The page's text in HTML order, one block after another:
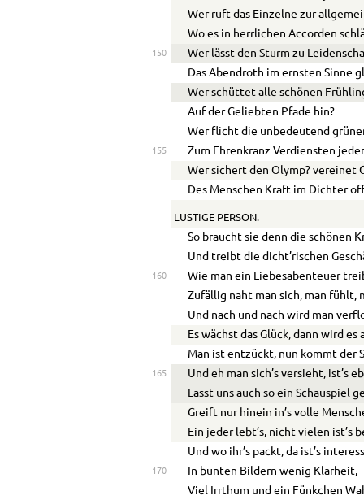
Wer ruft das Einzelne zur
Wo es in herrlichen Accorden
150
Wer lässt den Sturm zu
Das Abendroth im ernsten Sinne
Wer schüttet alle schönen
Auf der Geliebten Pfade hin?
Wer flicht die unbedeutend
155
Zum Ehrenkranz Verdiensten
Wer sichert den Olymp? vereinet
Des Menschen Kraft im Dichter
LUSTIGE PERSON.
So braucht sie denn die schönen
Und treibt die dicht’rischen
160
Wie man ein Liebesabenteuer
Zufällig naht man sich, man fühlt,
Und nach und nach wird man
Es wächst das Glück, dann wird
Man ist entzückt, nun kommt der
165
Und eh man sich’s versieht, ist’s
Lasst uns auch so ein Schauspiel
Greift nur hinein in’s volle
Ein jeder lebt’s, nicht vielen ist’s
Und wo ihr’s packt, da ist’s
170
In bunten Bildern wenig Klarheit,
Viel Irrthum und ein Fünkchen